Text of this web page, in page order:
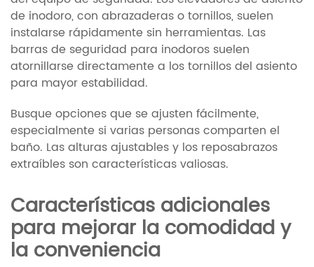
de inodoro, con abrazaderas o tornillos, suelen
instalarse rápidamente sin herramientas. Las
barras de seguridad para inodoros suelen
atornillarse directamente a los tornillos del asiento
para mayor estabilidad.
Busque opciones que se ajusten fácilmente,
especialmente si varias personas comparten el
baño. Las alturas ajustables y los reposabrazos
extraíbles son características valiosas.
Características adicionales
para mejorar la comodidad y
la conveniencia